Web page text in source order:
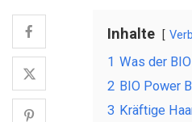
Inhalte
1 Was der
2 BIO Power
3 Kräftige